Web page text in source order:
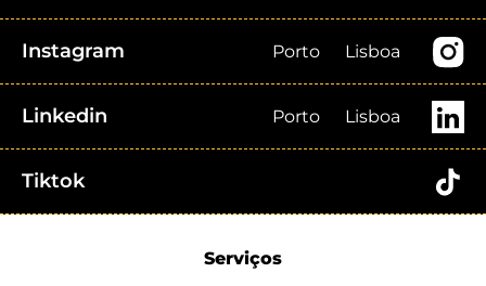
Instagram Porto Lisboa
Linkedin Porto Lisboa
Tiktok
Serviços